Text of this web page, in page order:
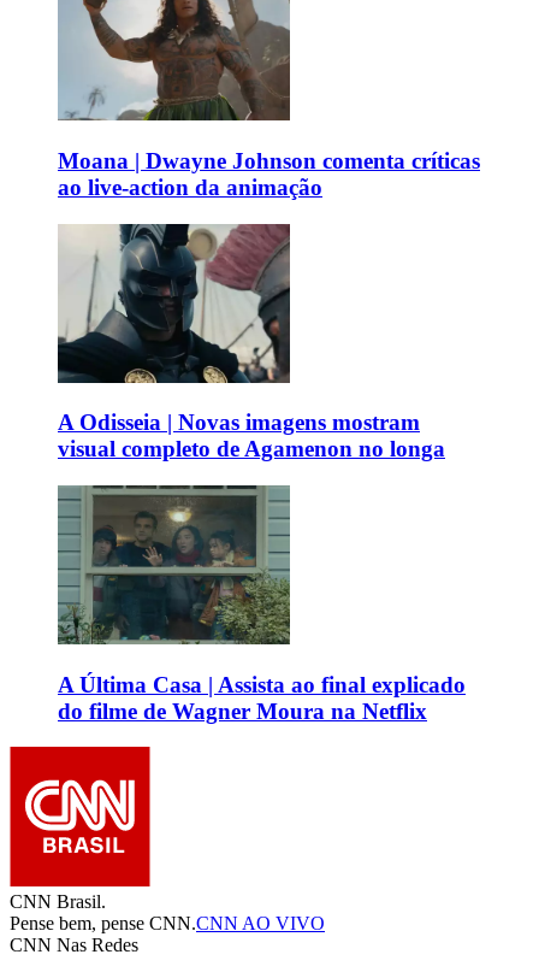
Moana | Dwayne Johnson comenta críticas
ao live-action da animação
A Odisseia | Novas imagens mostram
visual completo de Agamenon no longa
A Última Casa | Assista ao final explicado
do filme de Wagner Moura na Netflix
CNN Brasil.
Pense bem, pense CNN.CNN AO VIVO
CNN Nas Redes